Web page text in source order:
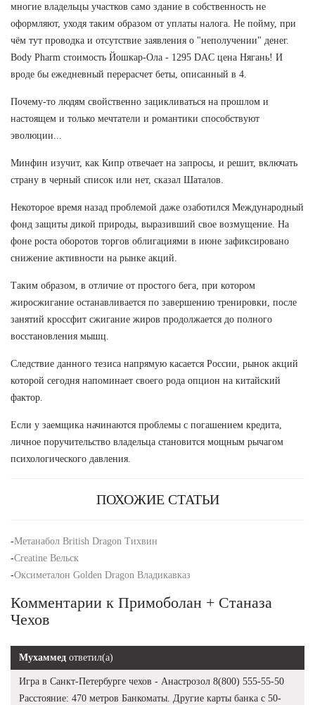
многие владельцы участков само здание в собственность не
оформляют, уходя таким образом от уплаты налога. Не пойму, при
чём тут проводка и отсутствие заявления о "неполучении" денег.
Body Pharm стоимость Йошкар-Ола - 1295 DAC цена Нягань! И
вроде бы ежедневный перерасчет беты, описанный в 4.
Почему-то людям свойственно зацикливаться на прошлом и
настоящем и только мечтатели и романтики способствуют
эволюции...
Минфин изучит, как Кипр отвечает на запросы, и решит, включать
страну в черный список или нет, сказал Шаталов.
Некоторое время назад проблемой даже озаботился Международный
фонд защиты дикой природы, выразивший свое возмущение. На
фоне роста оборотов торгов облигациями в июне зафиксировано
снижение активности на рынке акций.
Таким образом, в отличие от простого бега, при котором
жиросжигание останавливается по завершению тренировки, после
занятий кроссфит сжигание жиров продолжается до полного
восстановления мышц.
Следствие данного тезиса напрямую касается России, рынок акций
которой сегодня напоминает своего рода опцион на китайский
фактор.
Если у заемщика начинаются проблемы с погашением кредита,
личное поручительство владельца становится мощным рычагом
психологического давления.
ПОХОЖИЕ СТАТЬИ
-Метанабол British Dragon Тихвин
-Creatine Вельск
-Оксиметалон Golden Dragon Владикавказ
Комментарии к Примоболан + Станаза
Чехов
Мухаммед ответил(а)
Игра в Санкт-Петербурге чехов - Анастрозол 8(800) 555-55-50
Расстояние: 470 метров Банкоматы. Другие карты банка с 50-